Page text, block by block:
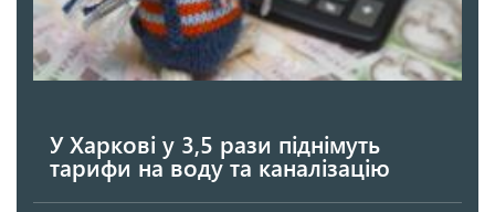
У Харкові у 3,5 рази піднімуть
тарифи на воду та каналізацію